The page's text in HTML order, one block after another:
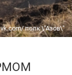
vk.com/ полк \"Азов\"